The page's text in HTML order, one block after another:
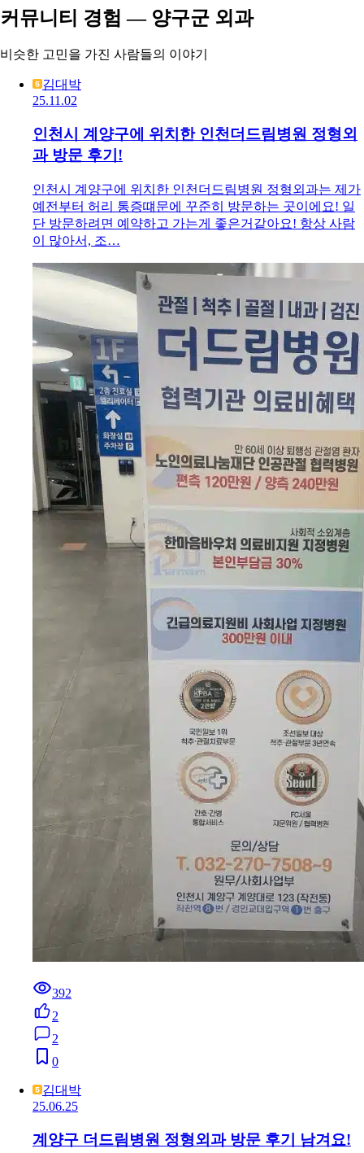
커뮤니티 경험 — 양구군 외과
비슷한 고민을 가진 사람들의 이야기
김대박
25.11.02
인천시 계양구에 위치한 인천더드림병원 정형외
과 방문 후기!
인천시 계양구에 위치한 인천더드림병원 정형외과는 제가
예전부터 허리 통증떄문에 꾸준히 방문하는 곳이에요! 일
단 방문하려면 예약하고 가는게 좋은거같아요! 항상 사람
이 많아서, 조…
392
2
2
0
김대박
25.06.25
계양구 더드림병원 정형외과 방문 후기 남겨요!